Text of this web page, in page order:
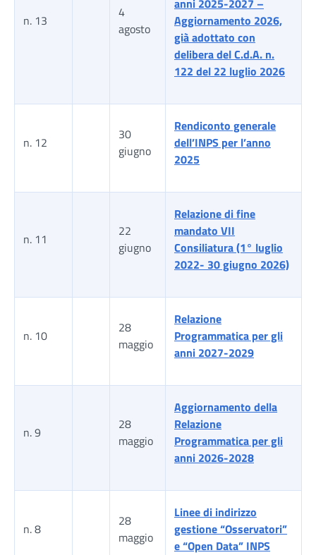
n. 13
4
agosto
Aggiornamento 2026,
già adottato con
delibera del C.d.A. n.
122 del 22 luglio 2026
n. 12
30
giugno
Rendiconto generale
dell’INPS per l’anno
2025
n. 11
22
giugno
Relazione di fine
mandato VII
Consiliatura (1° luglio
2022- 30 giugno 2026)
n. 10
28
maggio
Relazione
Programmatica per gli
anni 2027-2029
n. 9
28
maggio
Aggiornamento della
Relazione
Programmatica per gli
anni 2026-2028
n. 8
28
maggio
Linee di indirizzo
gestione “Osservatori”
e “Open Data” INPS